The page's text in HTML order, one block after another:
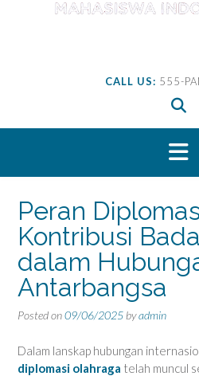
CALL US: 555-
Peran
Kontribusi
dalam
Antarbangsa
Posted on09/06/2025 byadmin
Dalam lanskap hubungan
diplomasi olahraga telah muncul